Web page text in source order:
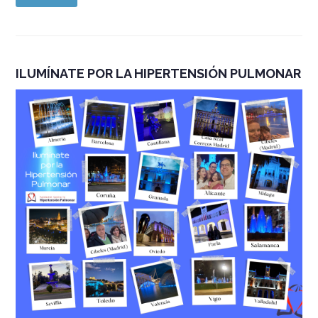
ILUMÍNATE POR LA HIPERTENSIÓN PULMONAR